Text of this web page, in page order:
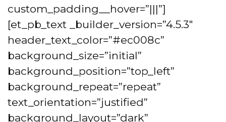
custom_padding__hover=”|||”]
[et_pb_text _builder_version=”4.5.3″
header_text_color=”#ec008c”
background_size=”initial”
background_position=”top_left”
background_repeat=”repeat”
text_orientation=”justified”
background_layout=”dark”